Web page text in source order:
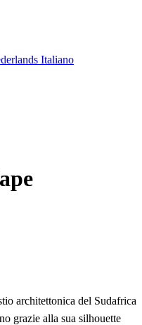
Italiano
architettonica del Sudafrica
grazie alla sua silhouette